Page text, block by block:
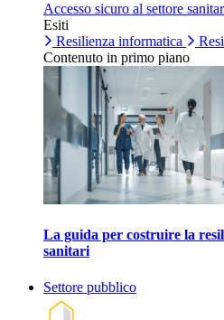
Accesso sicuro al settore
Esiti
Resilienza informatica
Contenuto in primo piano
La guida per costruire la
sanitari
Settore pubblico